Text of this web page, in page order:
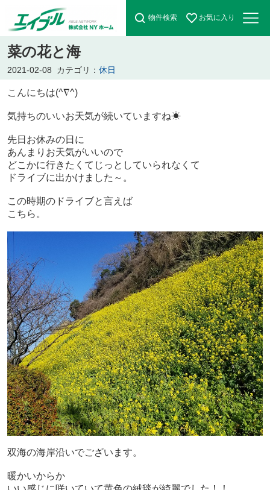
物件検索 お気に入り
菜の花と海
2021-02-08 カテゴリ： 休日
こんにちは(^∇^)
気持ちのいいお天気が続いていますね☀
先日お休みの日に
あんまりお天気がいいので
どこかに行きたくてじっとしていられなくて
ドライブに出かけました～。
この時期のドライブと言えば
こちら。
双海の海岸沿いでございます。
暖かいからか